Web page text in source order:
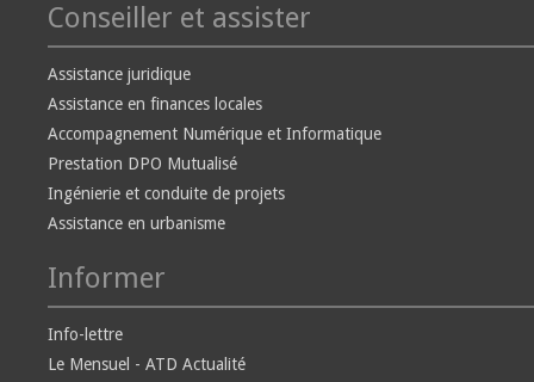
Conseiller et assister
Assistance juridique
Assistance en finances locales
Accompagnement Numérique et Informatique
Prestation DPO Mutualisé
Ingénierie et conduite de projets
Assistance en urbanisme
Informer
Info-lettre
Le Mensuel - ATD Actualité